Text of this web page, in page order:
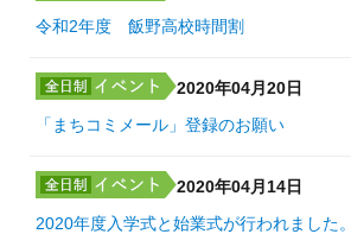
令和2年度 飯野高校時間割
2020年04月20日
「まちコミメール」登録のお願い
2020年04月14日
2020年度入学式と始業式が行われました。